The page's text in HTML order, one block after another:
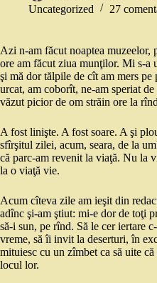
Uncategorized
27
Azi n-am făcut noaptea muzeelor,
ore am făcut ziua munţilor. Mi s-a
şi mă dor tălpile de cît am mers
urcat, am coborît, ne-am speriat
văzut picior de om străin ore la
A fost linişte. A fost soare. A şi
sfîrşitul zilei, acum, seara, de la
că parc-am revenit la viaţă. Nu la
la o viaţă vie.
Acum cîteva zile am ieşit din
adînc şi-am ştiut: mi-e dor de toţi
să-i sun, pe rînd. Să le cer iertare
vreme, să îi invit la deserturi, în
mituiesc cu un zîmbet ca să uite
locul lor.